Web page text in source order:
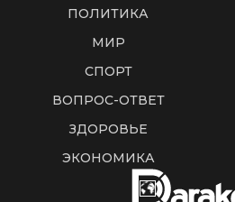
ПОЛИТИКА
МИР
СПОРТ
ВОПРОС-ОТВЕТ
ЗДОРОВЬЕ
ЭКОНОМИКА